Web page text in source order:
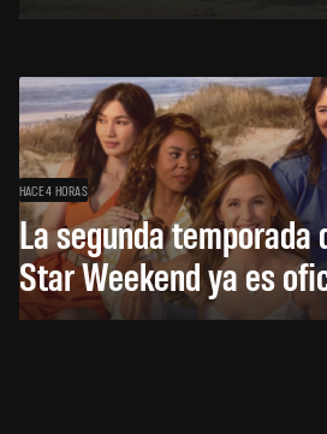
HACE 4 HORAS
La segunda temporada
Star Weekend ya es